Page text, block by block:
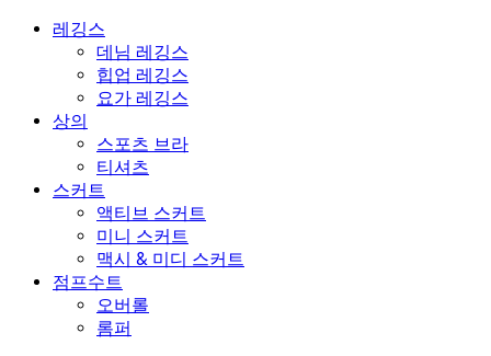
레깅스
데님 레깅스
힙업 레깅스
요가 레깅스
상의
스포츠 브라
티셔츠
스커트
액티브 스커트
미니 스커트
맥시 & 미디 스커트
점프수트
오버롤
롬퍼